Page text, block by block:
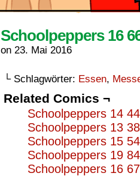
Schoolpeppers 16
on 23. Mai 2016
└ Schlagwörter: Essen,
Related Comics ¬
Schoolpeppers 14
Schoolpeppers 13
Schoolpeppers 15
Schoolpeppers 19
Schoolpeppers 16